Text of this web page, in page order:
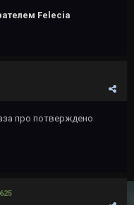
Felecia
про потверждено
625